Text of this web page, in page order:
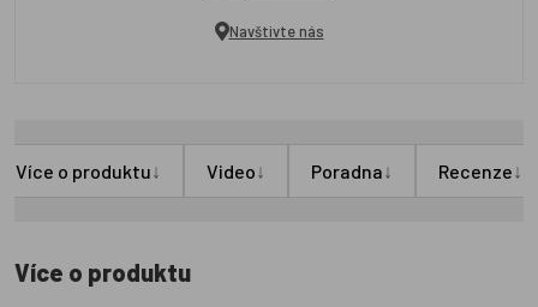
Navštivte nás
Více o produktu↓ Video↓ Poradna↓ Recenze↓
Více o produktu